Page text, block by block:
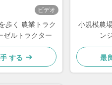
ビデオ
歩く 農業トラク
ゼルトラクター
する
小規模農
ン
最